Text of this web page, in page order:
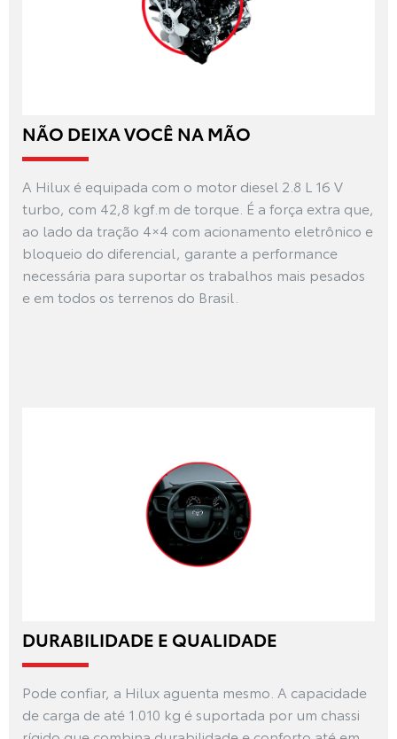
NÃO DEIXA VOCÊ NA MÃO
A Hilux é equipada com o motor diesel 2.8 L 16 V
turbo, com 42,8 kgf.m de torque. É a força extra que,
ao lado da tração 4×4 com acionamento eletrônico e
bloqueio do diferencial, garante a performance
necessária para suportar os trabalhos mais pesados
e em todos os terrenos do Brasil.
DURABILIDADE E QUALIDADE
Pode confiar, a Hilux aguenta mesmo. A capacidade
de carga de até 1.010 kg é suportada por um chassi